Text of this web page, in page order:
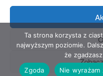
Zgłoś nam! Szczecińskie
Prawo
Pomoc Prawna
Copyright © 2022 Stowarzyszenie
zastrzeżone
Ta strona korzysta z
najwyższym poziomie.
że
Zgoda
Nie wyrażam